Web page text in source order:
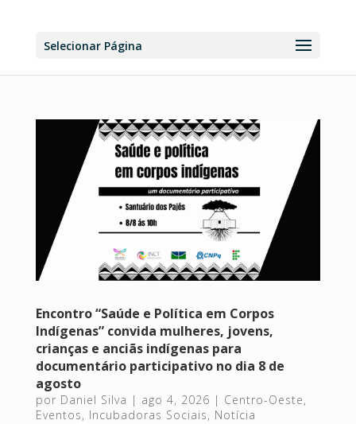
Selecionar Página
Encontro “Saúde e Política em Corpos
Indígenas” convida mulheres, jovens,
crianças e anciãs indígenas para
documentário participativo no dia 8 de
agosto
por Daniel Silva | ago 4, 2026 | Centro-Oeste,
Eventos, Incubadoras Sociais, Notícia